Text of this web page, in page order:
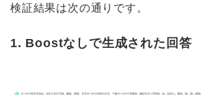
検証結果は次の通りです。
1. Boostなしで生成された回答